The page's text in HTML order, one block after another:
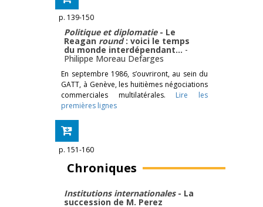
p. 139-150
Politique et diplomatie - Le
Reagan round: voici le temps
du monde interdépendant… -
Philippe Moreau Defarges
En septembre 1986, s’ouvriront, au sein du
GATT, à Genève, les huitièmes négociations
commerciales multilatérales. Lire les
premières lignes
p. 151-160
Chroniques
Institutions internationales- La
succession de M. Perez